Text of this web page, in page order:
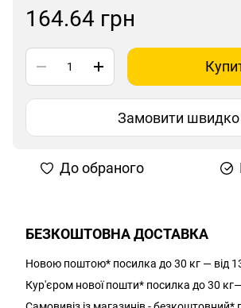
164.64 грн
Замовити швидко
До обраного
БЕЗКОШТОВНА ДОСТАВКА
Новою поштою* посилка до 30 кг — від
Кур'єром нової пошти* посилка до 30